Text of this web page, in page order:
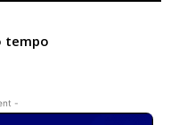
tempo
-